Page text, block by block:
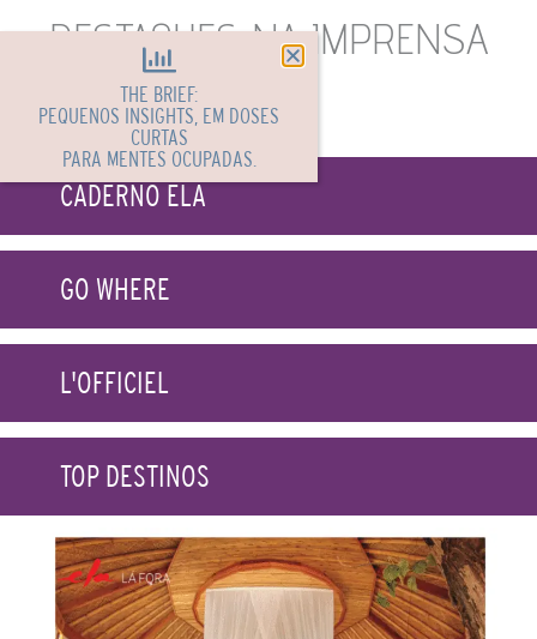
DESTAQUES NA IMPRENSA
CADERNO ELA
GO WHERE
L'OFFICIEL
TOP DESTINOS
THE BRIEF:
PEQUENOS INSIGHTS, EM DOSES
CURTAS
PARA MENTES OCUPADAS.